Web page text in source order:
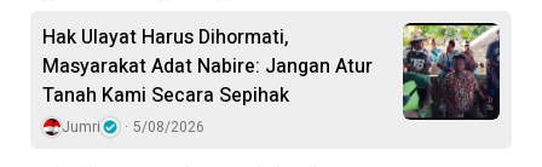
Hak Ulayat Harus Dihormati,
Masyarakat Adat Nabire: Jangan Atur
Tanah Kami Secara Sepihak
Jumri 5/08/2026